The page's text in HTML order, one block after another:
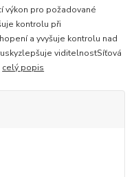
výkon pro požadované
kontrolu při
a yvyšuje kontrolu nad
viditelnostSíťová
celý popis